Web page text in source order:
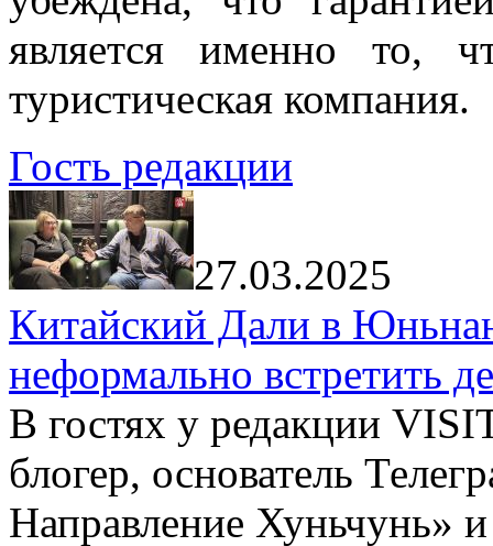
является именно то,
туристическая компания.
Гость редакции
27.03.2025
Китайский Дали в
неформально встретить
В гостях у редакции
блогер, основатель
Направление Хуньчунь»